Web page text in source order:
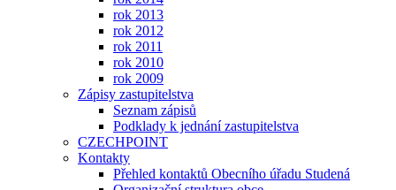
rok 2013
rok 2012
rok 2011
rok 2010
rok 2009
Zápisy zastupitelstva
Seznam zápisů
Podklady k jednání zastupitelstva
CZECHPOINT
Kontakty
Přehled kontaktů Obecního úřadu Studená